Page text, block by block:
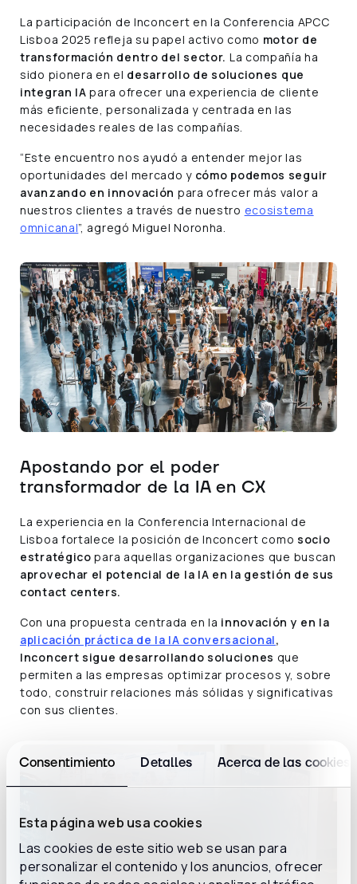
Consentimiento Detalles Acerca de las cookies
Esta página web usa cookies
Las cookies de este sitio web se usan para
personalizar el contenido y los anuncios, ofrecer
La participación de Inconcert en la Conferencia APCC
Lisboa 2025 refleja su papel activo como motor de
transformación dentro del sector. La compañía ha
sido pionera en el desarrollo de soluciones que
integran IA para ofrecer una experiencia de cliente
más eficiente, personalizada y centrada en las
necesidades reales de las compañías.
“Este encuentro nos ayudó a entender mejor las
oportunidades del mercado y cómo podemos seguir
avanzando en innovación para ofrecer más valor a
nuestros clientes a través de nuestro ecosistema
omnicanal”, agregó Miguel Noronha.
Apostando por el poder
transformador de la IA en CX
La experiencia en la Conferencia Internacional de
Lisboa fortalece la posición de Inconcert como socio
estratégico para aquellas organizaciones que buscan
aprovechar el potencial de la IA en la gestión de sus
contact centers.
Con una propuesta centrada en la innovación y en la
aplicación práctica de la IA conversacional,
Inconcert sigue desarrollando soluciones que
permiten a las empresas optimizar procesos y, sobre
todo, construir relaciones más sólidas y significativas
con sus clientes.